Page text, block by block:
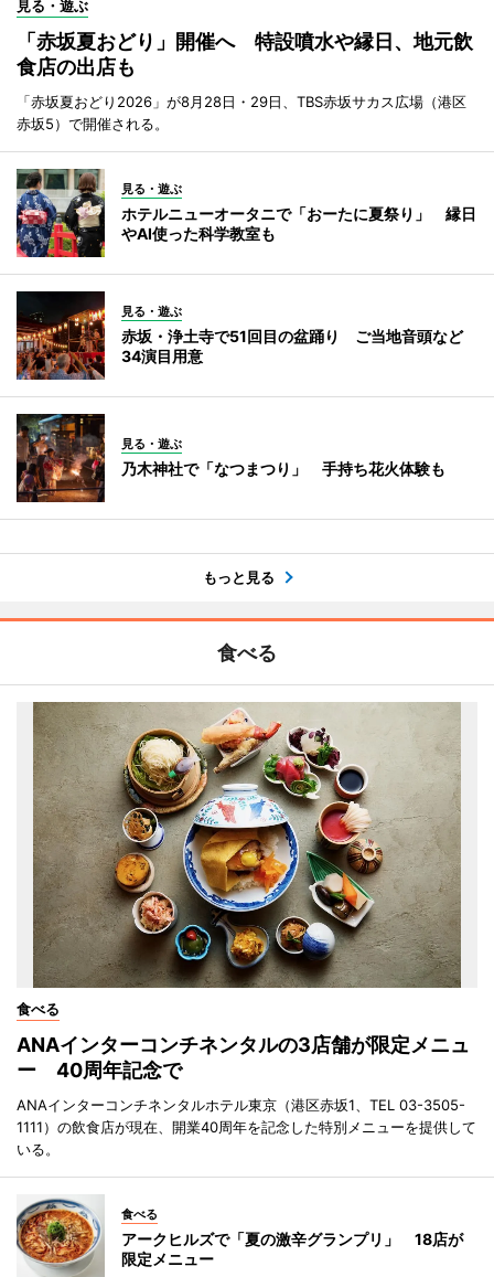
見る・遊ぶ
「赤坂夏おどり」開催へ 特設噴水や縁日、地元飲
食店の出店も
「赤坂夏おどり2026」が8月28日・29日、TBS赤坂サカス広場（港区
赤坂5）で開催される。
見る・遊ぶ
ホテルニューオータニで「おーたに夏祭り」 縁日
やAI使った科学教室も
見る・遊ぶ
赤坂・浄土寺で51回目の盆踊り ご当地音頭など
34演目用意
見る・遊ぶ
乃木神社で「なつまつり」 手持ち花火体験も
もっと見る
食べる
食べる
ANAインターコンチネンタルの3店舗が限定メニュ
ー 40周年記念で
ANAインターコンチネンタルホテル東京（港区赤坂1、TEL 03-3505-
1111）の飲食店が現在、開業40周年を記念した特別メニューを提供して
いる。
食べる
アークヒルズで「夏の激辛グランプリ」 18店が
限定メニュー